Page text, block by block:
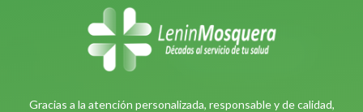
Gracias a la atención personalizada, responsable y de calidad,